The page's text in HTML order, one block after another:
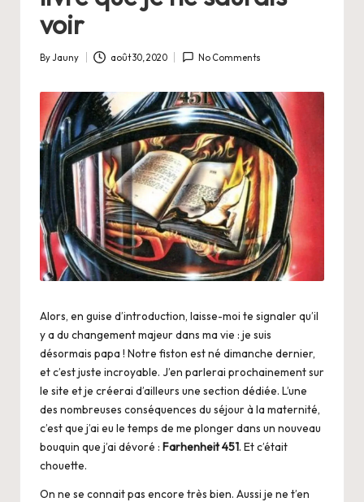
voir
Posted
ByJauny août 30, 2020 No Comments
Alors, en guise d’introduction, laisse-moi te signaler qu’il
y a du changement majeur dans ma vie : je suis
désormais papa ! Notre fiston est né dimanche dernier,
et c’est juste incroyable. J’en parlerai prochainement sur
le site et je créerai d’ailleurs une section dédiée. L’une
des nombreuses conséquences du séjour à la maternité,
c’est que j’ai eu le temps de me plonger dans un nouveau
bouquin que j’ai dévoré : Farhenheit 451. Et c’était
chouette.
On ne se connait pas encore très bien. Aussi je ne t’en